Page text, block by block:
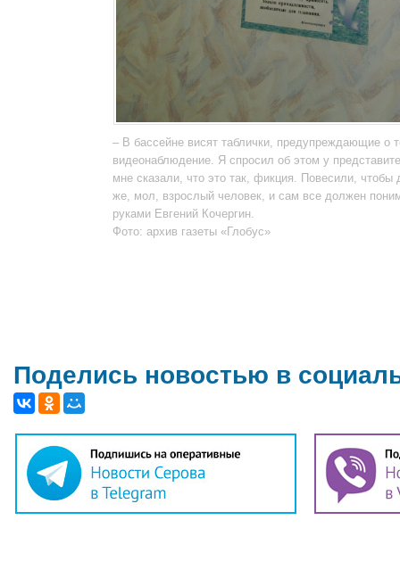
– В бассейне висят таблички, предупреждающие о
видеонаблюдение. Я спросил об этом у
мне сказали, что это так, фикция. Повесили, чтобы
же, мол, взрослый человек, и сам все должен
руками Евгений Кочергин.
Фото: архив газеты «Глобус»
Поделись новостью в